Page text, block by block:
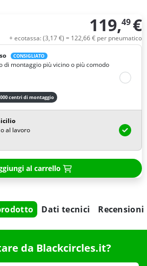
119,49 €
+ ecotassa: (3,17€) = 122,66€ per pneumatico
CONSIGLIATO
di montaggio più vicino o più comodo
centri di montaggio
al lavoro
al carrello
Dati tecnici Recensioni
da Blackcircles.it?